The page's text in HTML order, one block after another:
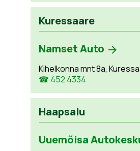
Kuressaare
Namset Auto
Kihelkonna mnt 8a,
☎ 452 4334
Haapsalu
Uuemõisa